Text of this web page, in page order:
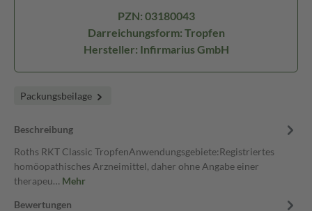
PZN: 03180043
Darreichungsform: Tropfen
Hersteller: Infirmarius GmbH
Packungsbeilage
Beschreibung
Roths RKT Classic TropfenAnwendungsgebiete:Registriertes
homöopathisches Arzneimittel, daher ohne Angabe einer
therapeu… Mehr
Bewertungen